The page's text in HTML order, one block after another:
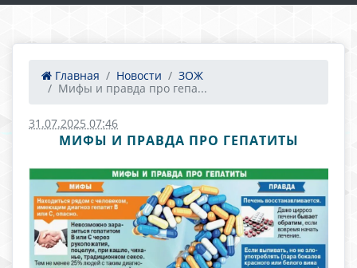
Главная Новости
ЗОЖ
Мифы и правда про гепа...
31.07.2025 07:46
МИФЫ И ПРАВДА ПРО ГЕПАТИТЫ